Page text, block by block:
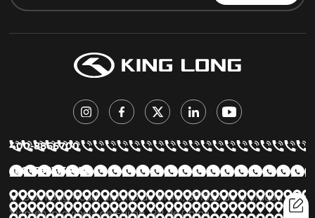
400-8866700
+86 15923155658
Nº 9 Jinlong Road, distrito de Jimei, 361023 de la ciudad de
Xiamen, provincia de Fujian, RP de China